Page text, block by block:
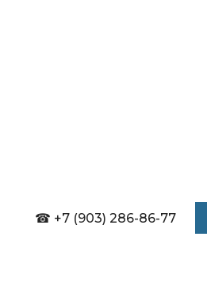
☎ +7 (903) 286-86-77